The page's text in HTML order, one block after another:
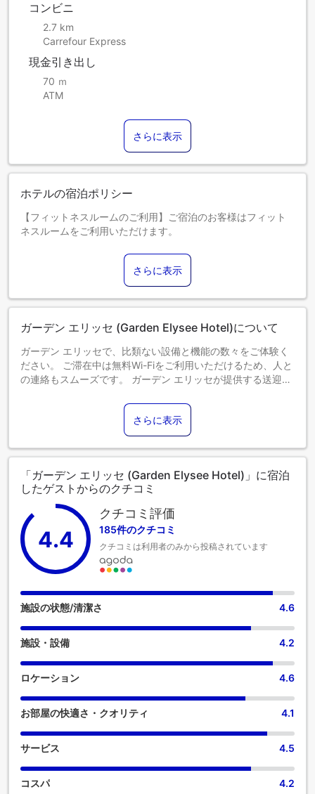
コンビニ
2.7 km
Carrefour Express
現金引き出し
70 ｍ
ATM
さらに表示
ホテルの宿泊ポリシー
【フィットネスルームのご利用】ご宿泊のお客様はフィット
ネスルームをご利用いただけます。
添い寝の場合は宿泊無料です。＜ご注意＞ベビーベッドのご
利用には追加料金が発生する場合があります。また、利用可
否は空き状況によります。
2～3歳までのお子さま
4歳以上のゲストは大人とみなされます。
ます。各部屋タイプ欄の記載をご確認ください。
さらに表示
ガーデン エリッセ (Garden Elysee Hotel)について
ガーデン エリッセで、比類ない設備と機能の数々をご体験く
ださい。 ご滞在中は無料Wi-Fiをご利用いただけるため、人と
の連絡もスムーズです。 ガーデン エリッセが提供する送迎サ
への参加を手軽にします。お車でお越しの際は、便利な敷地
内駐車場をご利用ください。 コンシェルジュサービスなど、
フロントデスクで必要なサポートをいつでも受けることがで
きます。 市内の一流エンターテイメントへのアクセスをご希
します。 定評のある当宿泊施設では、お客様のご滞在中、肌
寒い日は日中でも夜でも、暖炉の暖かさで快適にお過ごしい
ただけます。ガーデン エリッセにはランドリーサービスがあ
り、衣類を清潔に保つことができるため、最小限の荷物で旅
行できます。また、室内設備・サービスとしてルームサービ
スをご用意しておりますので、快適なご滞在をお楽しみいた
だけます。すべてのお客様の健康と利便性を確保するため、
当宿泊施設内は全面禁煙となっております。 ガーデン エリッ
セでは、快適なご滞在をサポートする便利な設備とサービス
を備えた客室をご用意しています。 より楽しい滞在のため
ビスを備えています。一部の客室では、ビデオストリーミン
グ、新聞、テレビなどのアミューズメントをお楽しみいただ
けます。コーヒーや紅茶を淹れるのに必要なものがすべて揃
っている便利な部屋もあるのでご安心ください。 ガーデン エ
ル、ドライヤーをご用意しております。 ガーデン エリッセで
は、敷地内で朝食をお召し上がりいただけますので、ストレ
スなく一日をスタートできます。コーヒーは誰しもが嗜みま
す。敷地内のコーヒーショップでは、毎朝、あるいはいつで
ご到着後は、楽しい館内イブニングエンターテイメントをお
見逃しなく。 ご滞在中は、魅力的なアクティビティやアメニ
さらに表示
「ガーデン エリッセ (Garden Elysee Hotel)」に宿泊
したゲストからのクチコミ
4.4
クチコミ評価
185件のクチコミ
クチコミは利用者のみから投稿されています
施設の状態/清潔さ 4.6
施設・設備 4.2
ロケーション 4.6
お部屋の快適さ・クオリティ 4.1
サービス 4.5
コスパ 4.2